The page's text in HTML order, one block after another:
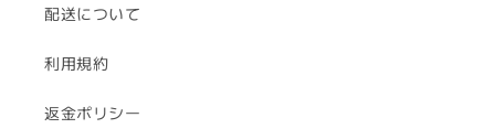
配送について
利用規約
返金ポリシー